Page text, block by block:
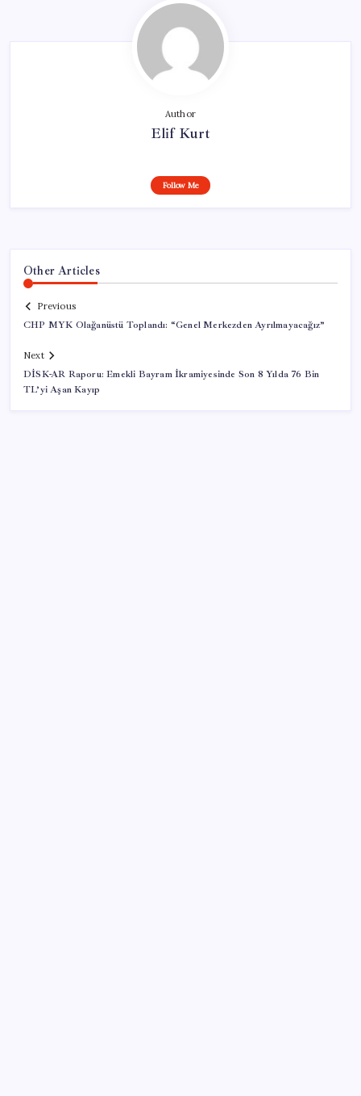
Author
Elif Kurt
Follow Me
Other Articles
Previous
CHP MYK Olağanüstü Toplandı: “Genel Merkezden Ayrılmayacağız”
Next
DİSK-AR Raporu: Emekli Bayram İkramiyesinde Son 8 Yılda 76 Bin
TL’yi Aşan Kayıp